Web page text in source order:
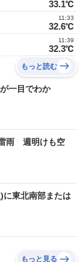
33.1℃
32.6℃
11:33
32.3℃
11:39
もっと読む
一目でわか
雨 週明けも空
東北南部または
もっと見る